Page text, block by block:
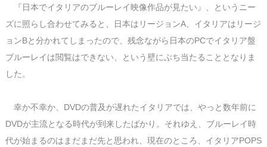
『日本でイタリアのブルーレイ映像作品が見たい』、というニー
ズに照らし合わせてみると、日本はリージョンA、イタリアはリージ
ョンBと分かれてしまったので、残念ながら日本のPCでイタリア盤
ブルーレイは閲覧はできない、という壁にぶち当たることとなりま
した。
幸か不幸か、DVDの普及が遅れたイタリアでは、やっと数年前に
DVDが主流となる時代が到来したばかり。それゆえ、ブルーレイ時
代が始まるのはまだまだ先と思われ、現在のところ、イタリアPOPS